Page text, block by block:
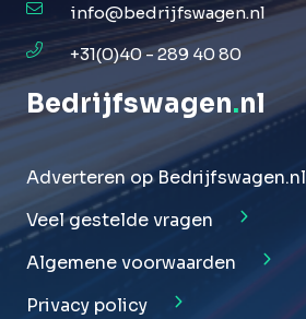
info@bedrijfswagen.nl
+31(0)40 - 289 40 80
Bedrijfswagen.nl
Adverteren op Bedrijfswagen.nl
Veel gestelde vragen
Algemene voorwaarden
Privacy policy